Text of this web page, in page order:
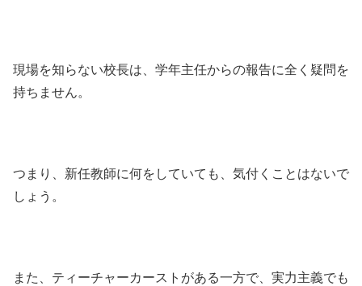
現場を知らない校長は、学年主任からの報告に全く疑問を
持ちません。
つまり、新任教師に何をしていても、気付くことはないで
しょう。
また、ティーチャーカーストがある一方で、実力主義でも